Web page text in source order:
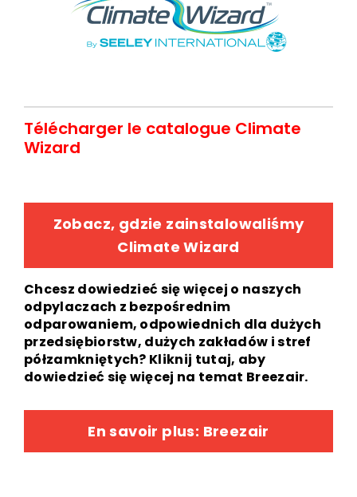
Télécharger le catalogue Climate
Wizard
Zobacz, gdzie zainstalowaliśmy
Climate Wizard
Chcesz dowiedzieć się więcej o naszych
odpylaczach z bezpośrednim
odparowaniem, odpowiednich dla dużych
przedsiębiorstw, dużych zakładów i stref
półzamkniętych? Kliknij tutaj, aby
dowiedzieć się więcej na temat Breezair.
En savoir plus: Breezair